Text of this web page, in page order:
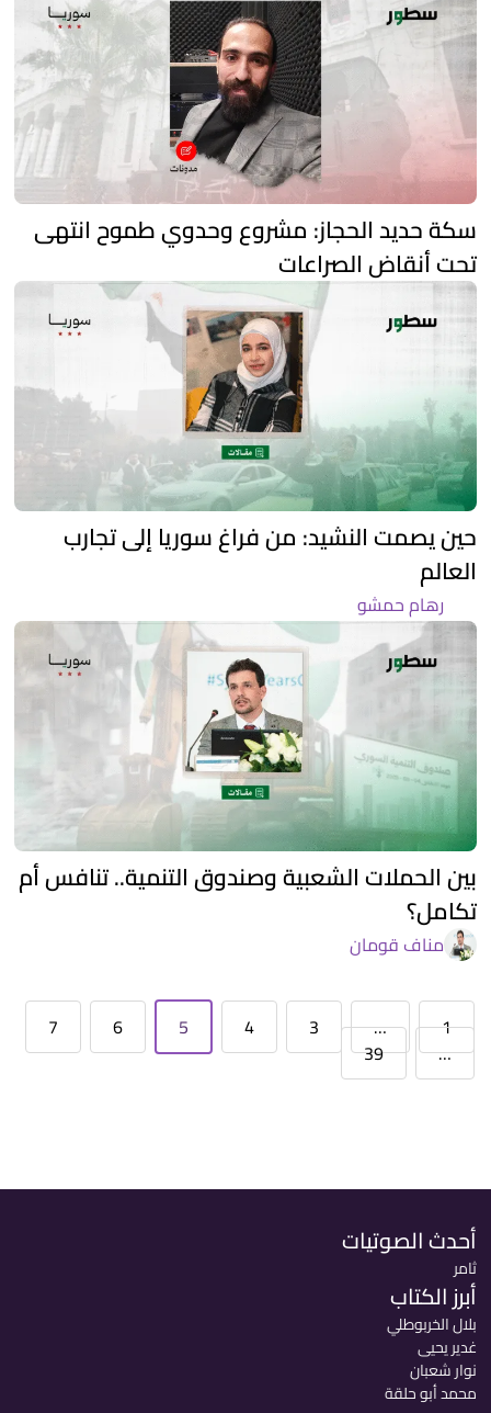
سكة حديد الحجاز: مشروع وحدوي طموح انتهى
تحت أنقاض الصراعات
حين يصمت النشيد: من فراغ سوريا إلى تجارب
العالم
رهام حمشو
بين الحملات الشعبية وصندوق التنمية.. تنافس أم
تكامل؟
مناف قومان
1
…
3
4
5
6
7
…
39
أحدث الصوتيات
ثامر
أبرز الكتاب
بلال الخربوطلي
غدير يحيى
نوار شعبان
محمد أبو حلقة